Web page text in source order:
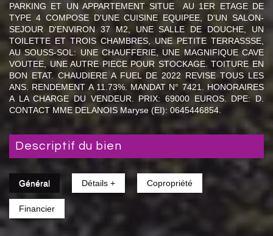
PARKING ET UN APPARTEMENT SITUE AU 1ER ETAGE DE
TYPE 4 COMPOSE D'UNE CUISINE EQUIPEE, D'UN SALON-
SEJOUR D'ENVIRON 37 M2, UNE SALLE DE DOUCHE, UN
TOILETTE ET TROIS CHAMBRES, UNE PETITE TERRASSSE,
AU SOUSS-SOL: UNE CHAUFFERIE, UNE MAGNIFIQUE CAVE
VOUTEE, UNE AUTRE PIECE POUR STOCKAGE. TOITURE EN
BON ETAT. CHAUDIERE A FUEL DE 2022 REVISE TOUS LES
ANS. RENDEMENT A 11.73%. MANDAT N° 7421. HONORAIRES
A LA CHARGE DU VENDEUR. PRIX: 69000 EUROS. DPE: D.
CONTACT MME DELANOIS Maryse (EI): 0645446854.
descriptif du bien
Général Détails + Copropriété
Financier